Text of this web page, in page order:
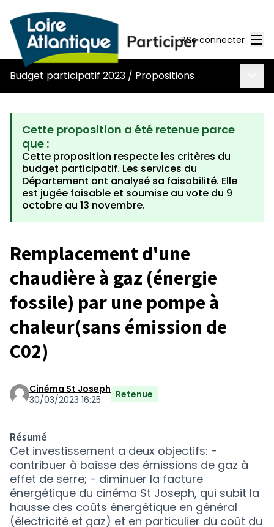
Se connecter
Budget participatif 2023 / Propositions
Cette proposition a été retenue parce
que :
Cette proposition respecte les critères du
budget participatif. Les services du
Département ont analysé sa faisabilité. Elle
est jugée faisable et soumise au vote du 9
octobre au 13 novembre.
Remplacement d'une
chaudière à gaz (énergie
fossile) par une pompe à
chaleur(sans émission de
C02)
Cinéma St Joseph
30/03/2023 16:25
Retenue
Résumé
Cet investissement a deux objectifs: -
contribuer à baisse des émissions de gaz à
effet de serre; - diminuer la facture
énergétique du cinéma St Joseph, qui subit la
hausse des coûts énergétique en général
(électricité et gaz) et en particulier du coût du